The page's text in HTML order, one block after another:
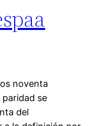
noventa
se
del